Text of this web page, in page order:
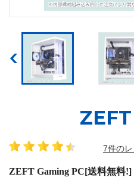
7件の
ZEFT Gaming PC[送料無料